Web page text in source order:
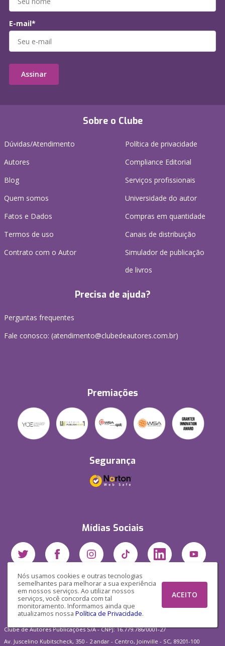
Nós usamos cookies e outras tecnologias
semelhantes para melhorar a sua experiência
em nossos serviços. Ao utilizar nossos
serviços, você concorda com tal
monitoramento. Informamos ainda que
atualizamos nossa Política de Privacidade.
ACEITO
Sobre o Clube
Dúvidas/Atendimento
Autores
Blog
Quem somos
Fatos e Dados
Termos de uso
Contrato com o Autor
Política de privacidade
Compliance Editorial
Serviços profissionais
Universidade do autor
Compras em quantidade
Canais de distribuição
Simulador de publicação
de livros
Precisa de ajuda?
Perguntas frequentes
Fale conosco: (atendimento@clubedeautores.com.br)
Premiações
Segurança
Mídias Sociais
E-mail*
Assinar
Clube de Autores Publicações S/A - CNPJ: 16.779.786/0001-27
Av. Juscelino Kubitscheck, 350 - 2 andar - Centro, Joinville - SC, 89201-100